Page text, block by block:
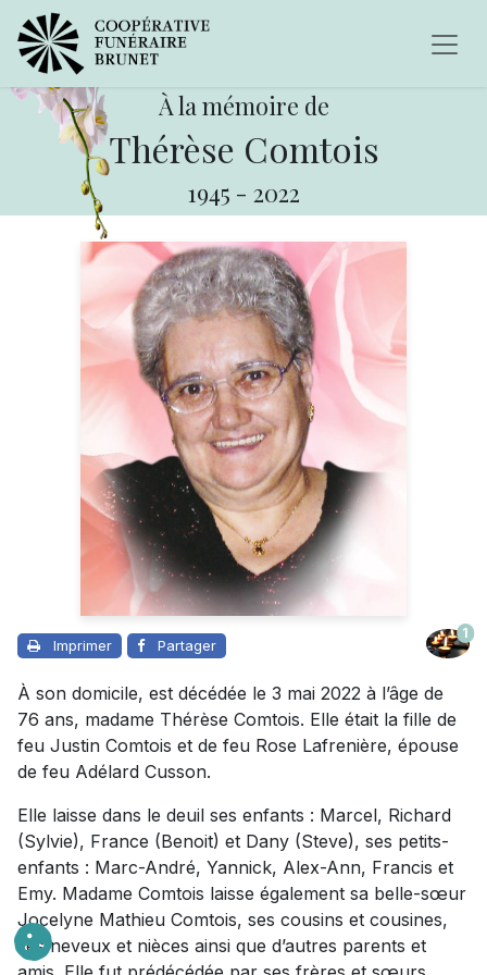
À la mémoire de
Thérèse Comtois
1945 - 2022
Imprimer Partager
1
À son domicile, est décédée le 3 mai 2022 à l’âge de
76 ans, madame Thérèse Comtois. Elle était la fille de
feu Justin Comtois et de feu Rose Lafrenière, épouse
de feu Adélard Cusson.
Elle laisse dans le deuil ses enfants : Marcel, Richard
(Sylvie), France (Benoit) et Dany (Steve), ses petits-
enfants : Marc-André, Yannick, Alex-Ann, Francis et
Emy. Madame Comtois laisse également sa belle-sœur
Jocelyne Mathieu Comtois, ses cousins et cousines,
ses neveux et nièces ainsi que d’autres parents et